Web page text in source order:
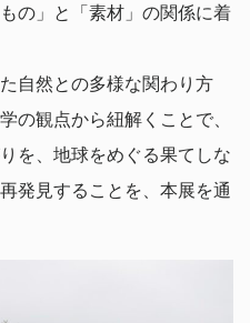
の」と「素材」の関係に着
自然との多様な関わり方
の観点から紐解くことで、
を、地球をめぐる果てしな
発見することを、本展を通